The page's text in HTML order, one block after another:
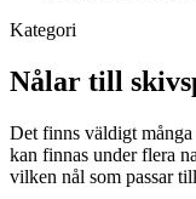
Kategori
Nålar till
Det finns väldigt
kan finnas under flera
vilken nål som passar